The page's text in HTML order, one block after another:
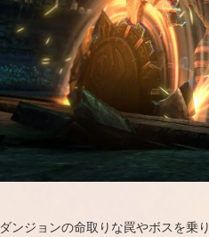
ダンジョンの命取りな罠やボスを乗